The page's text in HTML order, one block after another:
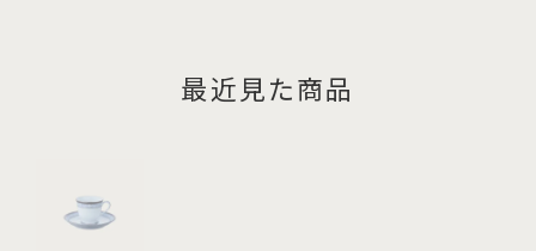
最近見た商品